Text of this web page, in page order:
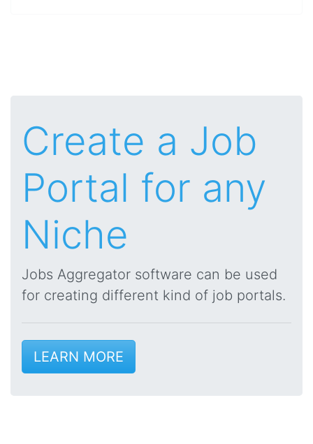
Create a Job
Portal for any
Niche
Jobs Aggregator software can be used
for creating different kind of job portals.
LEARN MORE